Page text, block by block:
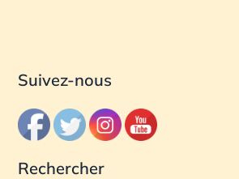
Suivez-nous
Rechercher